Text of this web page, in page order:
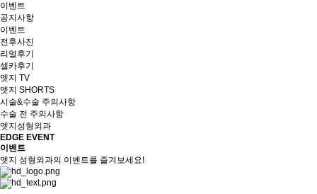
이벤트
공지사항
이벤트
전후사진
리얼후기
셀카후기
엣지 TV
엣지 SHORTS
시술&수술 주의사항
수술 전 주의사항
엣지성형외과
EDGE EVENT
이벤트
엣지 성형외과의 이벤트를 즐겨보세요!